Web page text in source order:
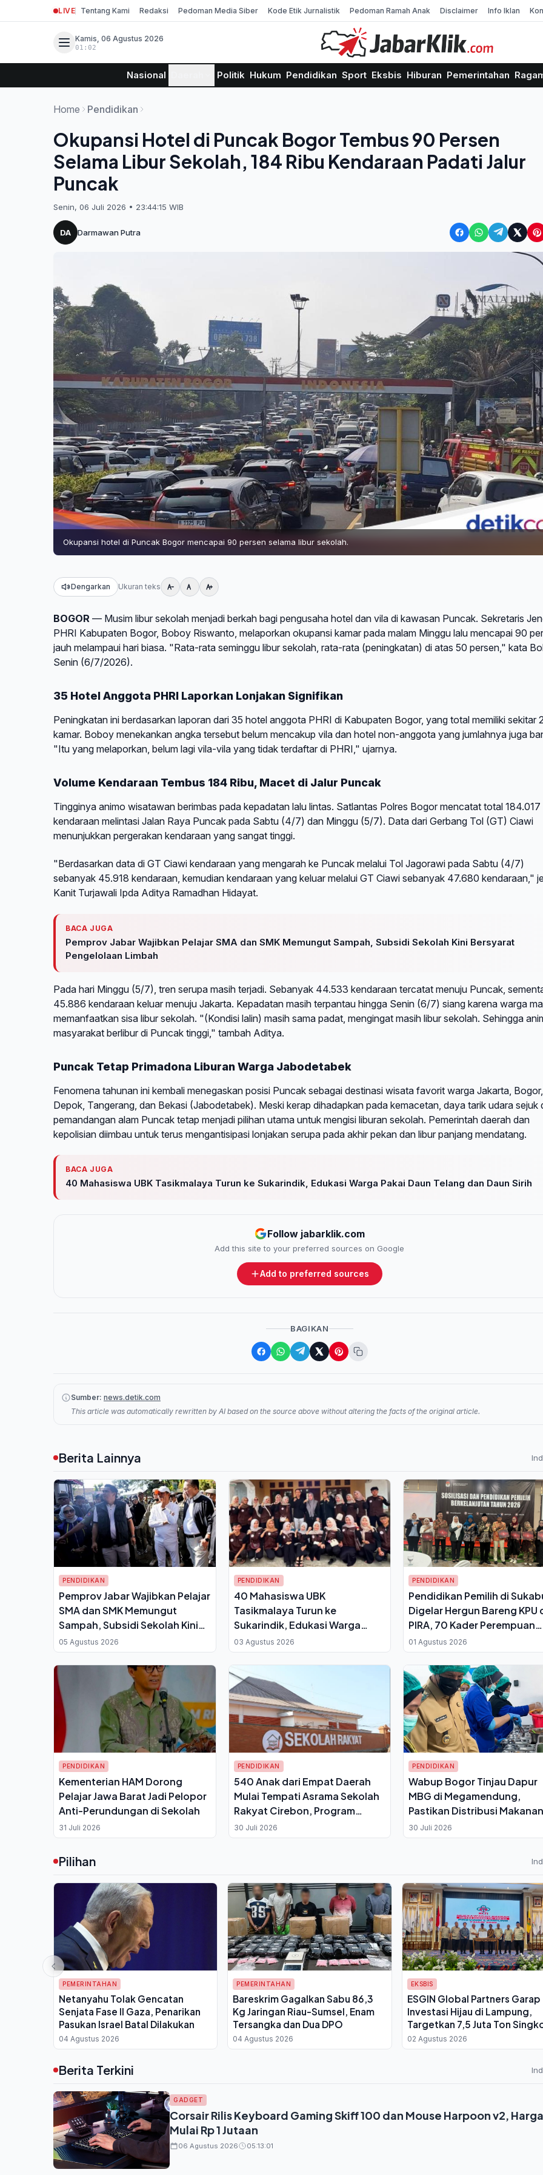
LIVE Tentang Kami Redaksi Pedoman Media Siber Kode Etik Jurnalistik Pedoman Ramah Anak Disclaimer Info Iklan
Kamis, 06 Agustus 2026
01:02
Nasional Politik Hukum Pendidikan Sport Eksbis Hiburan Pemerintahan
Home Pendidikan
Okupansi Hotel di Puncak Bogor Tembus 90 Persen
Selama Libur Sekolah, 184 Ribu Kendaraan Padati Jalur
Puncak
Senin, 06 Juli 2026 • 23:44:15 WIB
DA Darmawan Putra
Okupansi hotel di Puncak Bogor mencapai 90 persen selama libur sekolah.
Dengarkan Ukuran teks
BOGOR — Musim libur sekolah menjadi berkah bagi pengusaha hotel dan vila di kawasan Puncak. Sekretaris
PHRI Kabupaten Bogor, Boboy Riswanto, melaporkan okupansi kamar pada malam Minggu lalu mencapai 90
jauh melampaui hari biasa. "Rata-rata seminggu libur sekolah, rata-rata (peningkatan) di atas 50 persen," kata
Senin (6/7/2026).
35 Hotel Anggota PHRI Laporkan Lonjakan Signifikan
Peningkatan ini berdasarkan laporan dari 35 hotel anggota PHRI di Kabupaten Bogor, yang total memiliki sekitar
kamar. Boboy menekankan angka tersebut belum mencakup vila dan hotel non-anggota yang jumlahnya juga
"Itu yang melaporkan, belum lagi vila-vila yang tidak terdaftar di PHRI," ujarnya.
Volume Kendaraan Tembus 184 Ribu, Macet di Jalur Puncak
Tingginya animo wisatawan berimbas pada kepadatan lalu lintas. Satlantas Polres Bogor mencatat total 184.017
kendaraan melintasi Jalan Raya Puncak pada Sabtu (4/7) dan Minggu (5/7). Data dari Gerbang Tol (GT) Ciawi
menunjukkan pergerakan kendaraan yang sangat tinggi.
"Berdasarkan data di GT Ciawi kendaraan yang mengarah ke Puncak melalui Tol Jagorawi pada Sabtu (4/7)
sebanyak 45.918 kendaraan, kemudian kendaraan yang keluar melalui GT Ciawi sebanyak 47.680 kendaraan,"
Kanit Turjawali Ipda Aditya Ramadhan Hidayat.
BACA JUGA
Pemprov Jabar Wajibkan Pelajar SMA dan SMK Memungut Sampah, Subsidi Sekolah Kini Bersyarat
Pengelolaan Limbah
Pada hari Minggu (5/7), tren serupa masih terjadi. Sebanyak 44.533 kendaraan tercatat menuju Puncak,
45.886 kendaraan keluar menuju Jakarta. Kepadatan masih terpantau hingga Senin (6/7) siang karena warga
memanfaatkan sisa libur sekolah. "(Kondisi lalin) masih sama padat, mengingat masih libur sekolah. Sehingga
masyarakat berlibur di Puncak tinggi," tambah Aditya.
Puncak Tetap Primadona Liburan Warga Jabodetabek
Fenomena tahunan ini kembali menegaskan posisi Puncak sebagai destinasi wisata favorit warga Jakarta, Bogor,
Depok, Tangerang, dan Bekasi (Jabodetabek). Meski kerap dihadapkan pada kemacetan, daya tarik udara sejuk
pemandangan alam Puncak tetap menjadi pilihan utama untuk mengisi liburan sekolah. Pemerintah daerah dan
kepolisian diimbau untuk terus mengantisipasi lonjakan serupa pada akhir pekan dan libur panjang mendatang.
BACA JUGA
40 Mahasiswa UBK Tasikmalaya Turun ke Sukarindik, Edukasi Warga Pakai Daun Telang dan Daun Sirih
Follow jabarklik.com
Add this site to your preferred sources on Google
Add to preferred sources
BAGIKAN
Sumber: news.detik.com
This article was automatically rewritten by AI based on the source above without altering the facts of the original article.
Berita Lainnya
PENDIDIKAN
Pemprov Jabar Wajibkan Pelajar
SMA dan SMK Memungut
Sampah, Subsidi Sekolah Kini
Bersyarat Pengelolaan Limbah
05 Agustus 2026
PENDIDIKAN
40 Mahasiswa UBK
Tasikmalaya Turun ke
Sukarindik, Edukasi Warga
Pakai Daun Telang dan Daun
Sirih
03 Agustus 2026
PENDIDIKAN
Pendidikan Pemilih di
Digelar Hergun Bareng KPU
PIRA, 70 Kader Perempuan
Dikerahkan
01 Agustus 2026
PENDIDIKAN
Kementerian HAM Dorong
Pelajar Jawa Barat Jadi Pelopor
Anti-Perundungan di Sekolah
31 Juli 2026
PENDIDIKAN
540 Anak dari Empat Daerah
Mulai Tempati Asrama Sekolah
Rakyat Cirebon, Program
Pendidikan Berasrama untuk
Putus Rantai Kemiskinan
30 Juli 2026
PENDIDIKAN
Wabup Bogor Tinjau Dapur
MBG di Megamendung,
Pastikan Distribusi
Siswa Sesuai Standar Gizi
30 Juli 2026
Pilihan
PEMERINTAHAN
Netanyahu Tolak Gencatan
Senjata Fase II Gaza, Penarikan
Pasukan Israel Batal Dilakukan
04 Agustus 2026
PEMERINTAHAN
Bareskrim Gagalkan Sabu 86,3
Kg Jaringan Riau-Sumsel, Enam
Tersangka dan Dua DPO
04 Agustus 2026
EKSBIS
ESGIN Global Partners Garap
Investasi Hijau di Lampung,
Targetkan 7,5 Juta Ton
Jadi Proyek Karbon
02 Agustus 2026
Berita Terkini
GADGET
Corsair Rilis Keyboard Gaming Skiff 100 dan Mouse Harpoon v2, Harga
Mulai Rp 1 Jutaan
06 Agustus 2026 05:13:01